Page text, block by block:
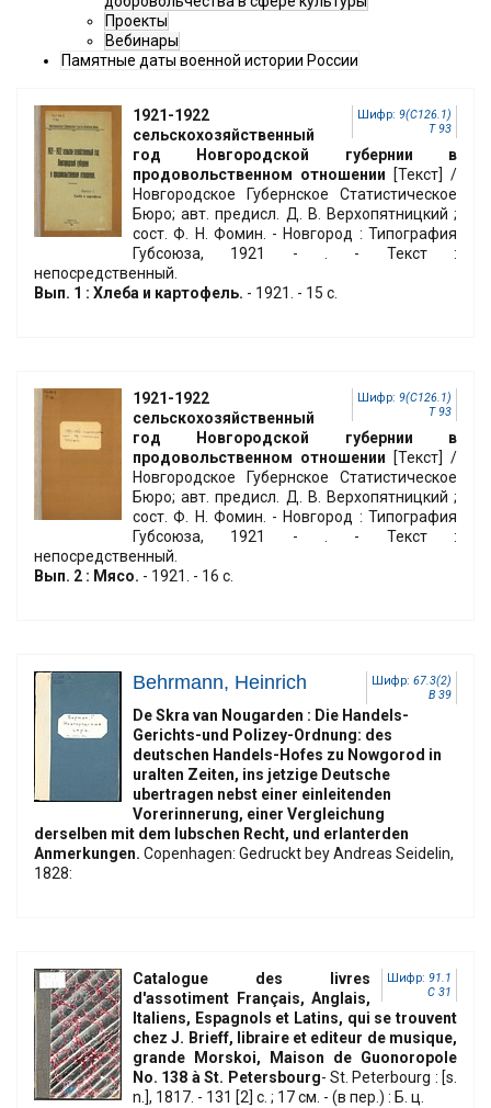
Проекты
Вебинары
Памятные даты военной истории России
Шифр: 9(С126.1)
Т 93
1921-1922
сельскохозяйственный
год Новгородской губернии в
продовольственном отношении
[Текст] /
Новгородское Губернское Статистическое
Бюро; авт. предисл. Д. В. Верхопятницкий ;
сост. Ф. Н. Фомин. - Новгород : Типография
Губсоюза, 1921 - . - Текст :
непосредственный.
Вып. 1 : Хлеба и картофель. - 1921. - 15 с.
Шифр: 9(С126.1)
Т 93
1921-1922
сельскохозяйственный
год Новгородской губернии в
продовольственном отношении [Текст] /
Новгородское Губернское Статистическое
Бюро; авт. предисл. Д. В. Верхопятницкий ;
сост. Ф. Н. Фомин. - Новгород : Типография
Губсоюза, 1921 - . - Текст :
непосредственный.
Вып. 2 : Мясо. - 1921. - 16 с.
Шифр: 67.3(2)
B 39
Behrmann, Heinrich
De Skra van Nougarden : Die Handels-
Gerichts-und Polizey-Ordnung: des
deutschen Handels-Hofes zu Nowgorod in
uralten Zeiten, ins jetzige Deutsche
ubertragen nebst einer einleitenden
Vorerinnerung, einer Vergleichung
derselben mit dem lubschen Recht, und erlanterden
Anmerkungen. Copenhagen: Gedruckt bey Andreas Seidelin,
1828:
Шифр: 91.1
C 31
Catalogue des livres
d'assotiment Français, Anglais,
Italiens, Espagnols et Latins, qui se trouvent
chez J. Brieff, libraire et editeur de musique,
grande Morskoi, Maison de Guonoropole
No. 138 à St. Petersbourg- St. Peterbourg : [s.
n.], 1817. - 131 [2] с. ; 17 см. - (в пер.) : Б. ц.